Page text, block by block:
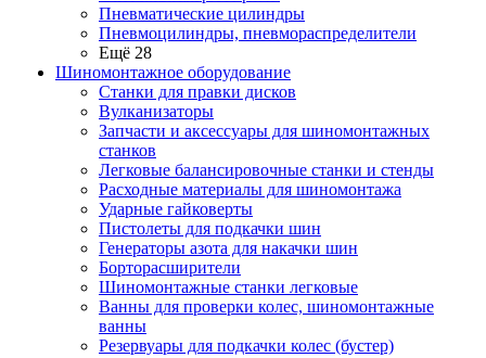
Пневматические цилиндры
Пневмоцилиндры, пневмораспределители
Ещё 28
Шиномонтажное оборудование
Станки для правки дисков
Вулканизаторы
Запчасти и аксессуары для шиномонтажных
станков
Легковые балансировочные станки и стенды
Расходные материалы для шиномонтажа
Ударные гайковерты
Пистолеты для подкачки шин
Генераторы азота для накачки шин
Борторасширители
Шиномонтажные станки легковые
Ванны для проверки колес, шиномонтажные
ванны
Резервуары для подкачки колес (бустер)